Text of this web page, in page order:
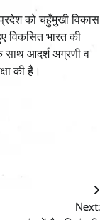
को चहुँमुखी विकास
विकसित भारत की
साथ आदर्श अग्रणी व
की है।
Next: